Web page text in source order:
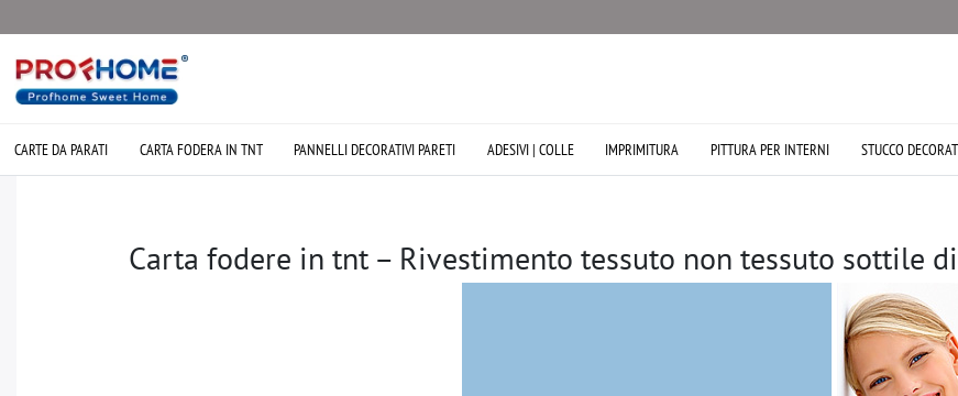
CARTE DA PARATI CARTA FODERA IN TNT PANNELLI DECORATIVI PARETI ADESIVI | COLLE IMPRIMITURA PITTURA PER INTERNI STUCCO
Carta fodere in tnt – Rivestimento tessuto non tessuto sottile